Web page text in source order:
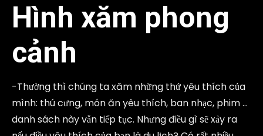
Hình xăm phong
cảnh
-Thường thì chúng ta xăm những thứ yêu thích của
mình: thú cưng, món ăn yêu thích, ban nhạc, phim …
danh sách này vẫn tiếp tục. Nhưng điều gì sẽ xảy ra